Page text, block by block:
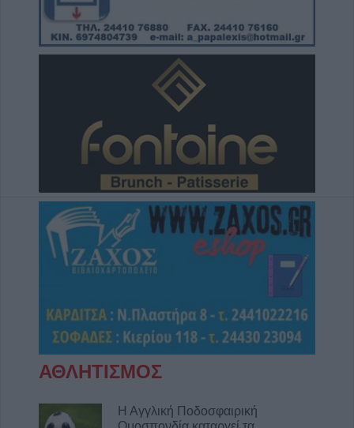
ΑΘΛΗΤΙΣΜΟΣ
Η Αγγλική Ποδοσφαιρική